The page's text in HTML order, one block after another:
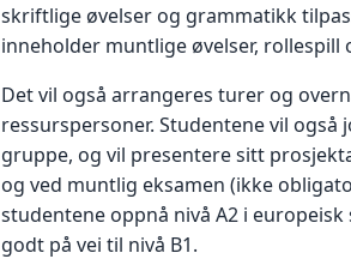
skriftlige øvelser og grammatikk
inneholder muntlige øvelser, rollespill
Det vil også arrangeres turer og
ressurspersoner. Studentene vil også
gruppe, og vil presentere sitt
og ved muntlig eksamen (ikke
studentene oppnå nivå A2 i
godt på vei til nivå B1.